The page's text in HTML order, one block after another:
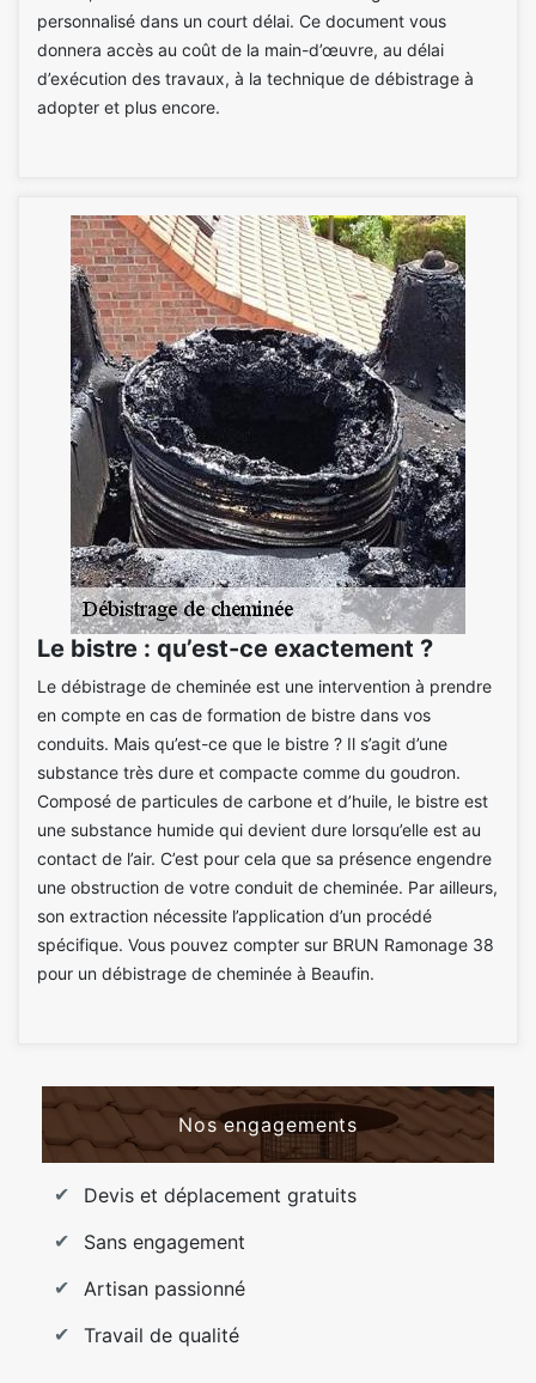
personnalisé dans un court délai. Ce document vous
donnera accès au coût de la main-d’œuvre, au délai
d’exécution des travaux, à la technique de débistrage à
adopter et plus encore.
Le bistre : qu’est-ce exactement ?
Le débistrage de cheminée est une intervention à prendre
en compte en cas de formation de bistre dans vos
conduits. Mais qu’est-ce que le bistre ? Il s’agit d’une
substance très dure et compacte comme du goudron.
Composé de particules de carbone et d’huile, le bistre est
une substance humide qui devient dure lorsqu’elle est au
contact de l’air. C’est pour cela que sa présence engendre
une obstruction de votre conduit de cheminée. Par ailleurs,
son extraction nécessite l’application d’un procédé
spécifique. Vous pouvez compter sur BRUN Ramonage 38
pour un débistrage de cheminée à Beaufin.
Nos engagements
Devis et déplacement gratuits
Sans engagement
Artisan passionné
Travail de qualité